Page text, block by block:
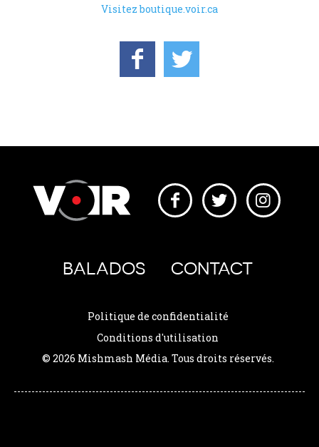
Visitez boutique.voir.ca
BALADOS CONTACT
Politique de confidentialité
Conditions d'utilisation
© 2026 Mishmash Média. Tous droits réservés.